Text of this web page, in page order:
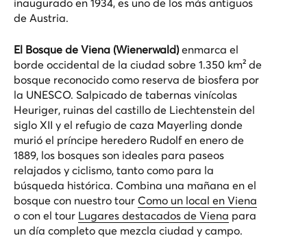
de Austria.
El Bosque de Viena (Wienerwald)enmarca el
borde occidental de la ciudad sobre 1.350 km² de
bosque reconocido como reserva de biosfera por
la UNESCO. Salpicado de tabernas vinícolas
Heuriger, ruinas del castillo de Liechtenstein del
siglo XII y el refugio de caza Mayerling donde
murió el príncipe heredero Rudolf en enero de
1889, los bosques son ideales para paseos
relajados y ciclismo, tanto como para la
búsqueda histórica. Combina una mañana en el
bosque con nuestro tour Como un local en Viena
o con el tour Lugares destacados de Viena para
un día completo que mezcla ciudad y campo.